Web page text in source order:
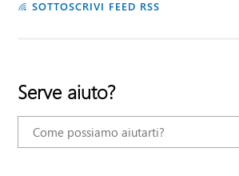
SOTTOSCRIVI FEED RSS
Serve aiuto?